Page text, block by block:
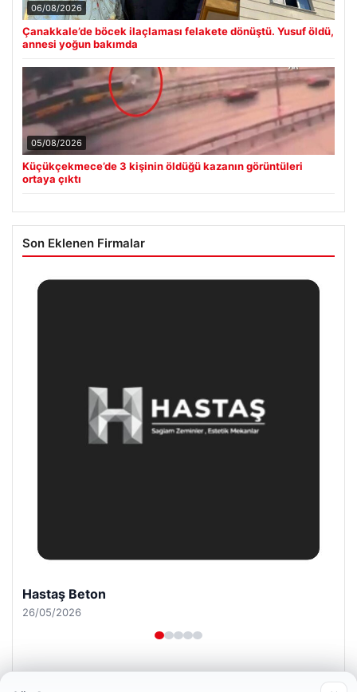
06/08/2026
Çanakkale’de böcek ilaçlaması felakete dönüştü. Yusuf öldü,
annesi yoğun bakımda
05/08/2026
Küçükçekmece’de 3 kişinin öldüğü kazanın görüntüleri
ortaya çıktı
Son Eklenen Firmalar
Prenses Night Club
29/04/2026